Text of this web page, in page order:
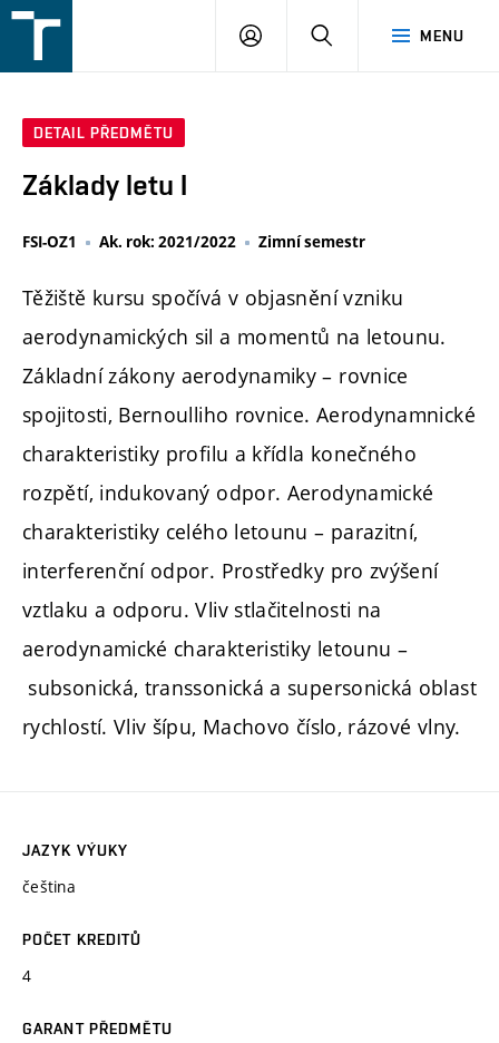
v
MENU
PŘIHLÁŠENÍ
DETAIL PŘEDMĚTU
Základy letu I
FSI-OZ1 Ak. rok: 2021/2022 Zimní semestr
Těžiště kursu spočívá v objasnění vzniku
aerodynamických sil a momentů na letounu.
Základní zákony aerodynamiky – rovnice
spojitosti, Bernoulliho rovnice. Aerodynamnické
charakteristiky profilu a křídla konečného
rozpětí, indukovaný odpor. Aerodynamické
charakteristiky celého letounu – parazitní,
interferenční odpor. Prostředky pro zvýšení
vztlaku a odporu. Vliv stlačitelnosti na
aerodynamické charakteristiky letounu –
subsonická, transsonická a supersonická oblast
rychlostí. Vliv šípu, Machovo číslo, rázové vlny.
JAZYK VÝUKY
čeština
POČET KREDITŮ
4
GARANT PŘEDMĚTU